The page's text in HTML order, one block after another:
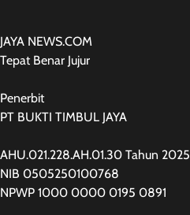
JAYA NEWS.COM
Tepat Benar Jujur
Penerbit
PT BUKTI TIMBUL JAYA
AHU.021.228.AH.01.30 Tahun 2025
NIB 0505250100768
NPWP 1000 0000 0195 0891